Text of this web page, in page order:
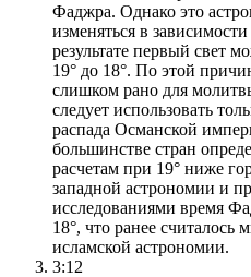
Фаджра. Однако это
изменяться в
результате первый свет
19° до 18°. По этой
слишком рано для
следует использовать
распада Османской
большинстве стран
расчетам при 19° ниже
западной астрономии и
исследованиями время
18°, что ранее
исламской астрономии.
3:12